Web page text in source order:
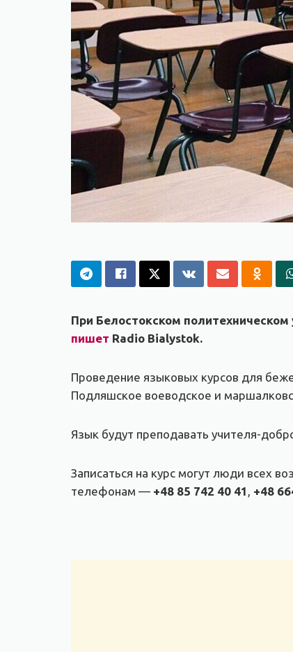
При Белостокском
пишет Radio Bialystok.
Проведение языковых курсов для
Подляшское воеводское и
Язык будут преподавать учителя-
Записаться на курс могут люди всех
телефонам — +48 85 742 40 41 +48